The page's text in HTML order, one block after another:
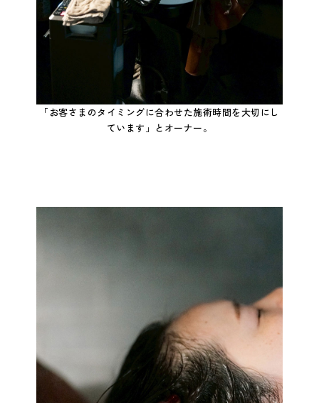
「お客さまのタイミングに合わせた施術時間を大切にし
ています」とオーナー。